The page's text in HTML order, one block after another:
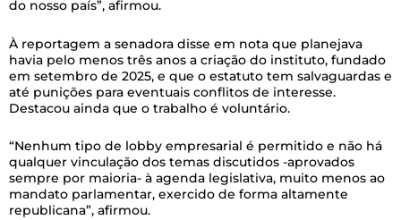
do nosso país”, afirmou.
À reportagem a senadora disse em nota que planejava
havia pelo menos três anos a criação do instituto, fundado
em setembro de 2025, e que o estatuto tem salvaguardas e
até punições para eventuais conflitos de interesse.
Destacou ainda que o trabalho é voluntário.
“Nenhum tipo de lobby empresarial é permitido e não há
qualquer vinculação dos temas discutidos -aprovados
sempre por maioria- à agenda legislativa, muito menos ao
mandato parlamentar, exercido de forma altamente
republicana”, afirmou.